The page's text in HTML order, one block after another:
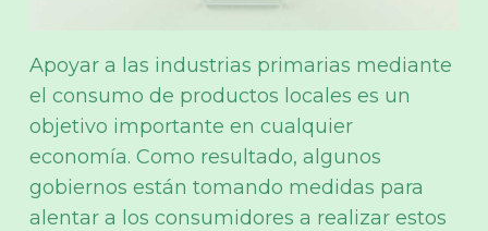
Apoyar a las industrias primarias mediante
el consumo de productos locales es un
objetivo importante en cualquier
economía. Como resultado, algunos
gobiernos están tomando medidas para
alentar a los consumidores a realizar estos